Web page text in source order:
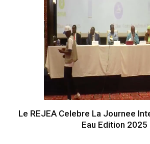
Le REJEA Celebre La Journee
Eau Edition 2025